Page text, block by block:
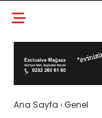
Ana Sayfa ›Genel